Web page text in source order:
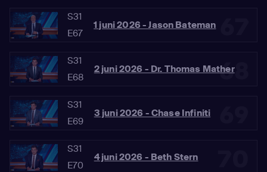
S31
E67
1 juni 2026 - Jason Bateman
68
S31
E68
2 juni 2026 - Dr. Thomas Mather
S31
E69
3 juni 2026 - Chase Infiniti
S31
E70
4 juni 2026 - Beth Stern